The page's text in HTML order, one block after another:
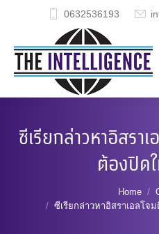
0632536193
ซีเรียกล่าวหาอิสร
ต้องปิด
Home
ซีเรียกล่าวหาอิสราเอลโจ